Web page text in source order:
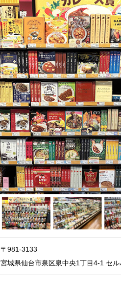
〒981-3133
宮城県仙台市泉区泉中央1丁目4-1 セ